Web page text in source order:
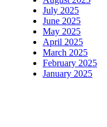
July 2025
June 2025
May 2025
April 2025
March 2025
February 2025
January 2025